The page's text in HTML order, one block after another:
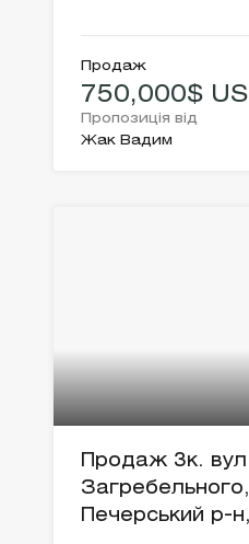
Продаж
750,000$
Пропозиція від
Жак Вадим
Продаж 3к.
Печерський р-